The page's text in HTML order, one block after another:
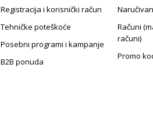
Registracija i korisnički račun
Tehničke poteškoće
Posebni programi i kampanje
B2B ponuda
Računi
računi)
Promo